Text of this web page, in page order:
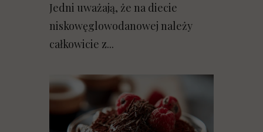
Jedni uważają, że na diecie
niskowęglowodanowej należy
całkowicie z...